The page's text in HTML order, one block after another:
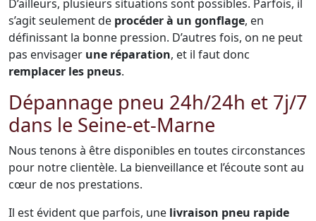
D’ailleurs, plusieurs situations sont possibles. Parfois, il
s’agit seulement de procéder à un gonflage, en
définissant la bonne pression. D’autres fois, on ne peut
pas envisager une réparation, et il faut donc
remplacer les pneus.
Dépannage pneu 24h/24h et 7j/7
dans le Seine-et-Marne
Nous tenons à être disponibles en toutes circonstances
pour notre clientèle. La bienveillance et l’écoute sont au
cœur de nos prestations.
Il est évident que parfois, une livraison pneu rapide